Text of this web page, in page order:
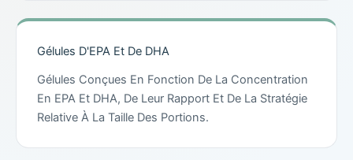
Gélules D'EPA Et De DHA
Gélules Conçues En Fonction De La Concentration
En EPA Et DHA, De Leur Rapport Et De La Stratégie
Relative À La Taille Des Portions.